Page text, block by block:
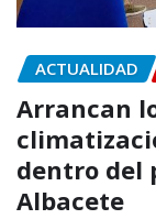
ACTUALIDAD
Arrancan
dentro del
Albacete